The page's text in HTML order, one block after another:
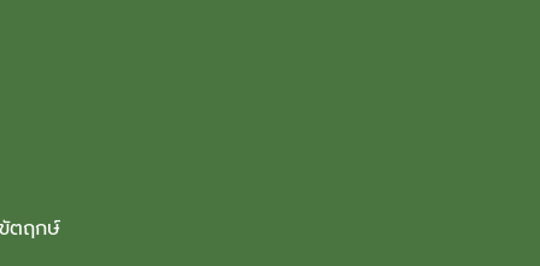
ตฤกษ์